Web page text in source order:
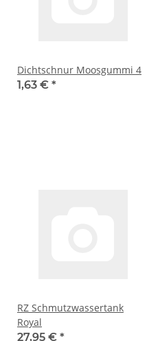
Dichtschnur Moosgummi 4
1,63 € *
RZ Schmutzwassertank
Royal
27,95 € *